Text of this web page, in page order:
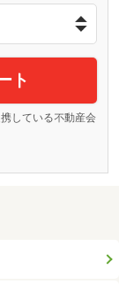
ト
している不動産会